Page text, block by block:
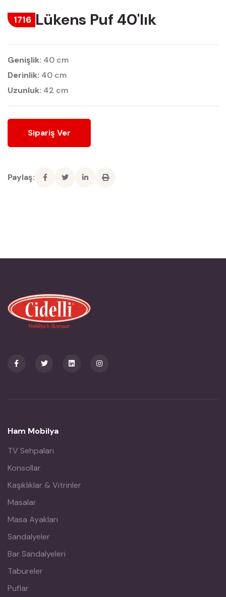
1716 Lükens Puf 40'lık
Genişlik: 40 cm
Derinlik: 40 cm
Uzunluk: 42 cm
Sipariş Ver
Paylaş:
Ham Mobilya
TV Sehpaları
Konsollar
Kaşıklıklar & Vitrinler
Masalar
Masa Ayakları
Sandalyeler
Bar Sandalyeleri
Tabureler
Puflar